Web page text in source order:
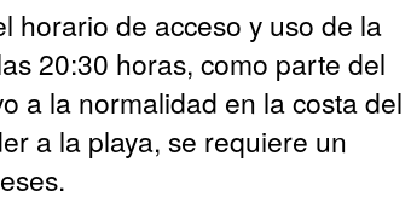
horario de acceso y uso de la
20:30 horas, como parte del
a la normalidad en la costa del
a la playa, se requiere un